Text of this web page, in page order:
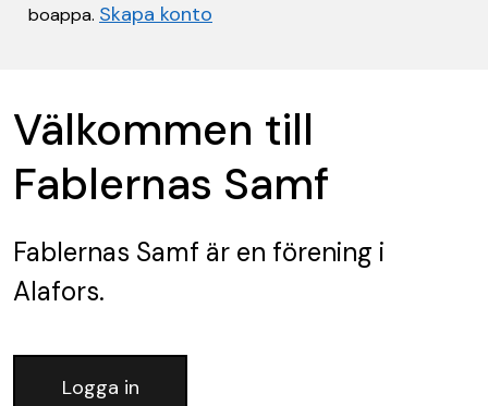
boappa. Skapa konto
Välkommen till
Fablernas Samf
Fablernas Samf är en förening i
Alafors.
Logga in